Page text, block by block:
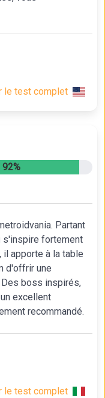
le test complet
92%
Partant
s'inspire fortement
apporte à la table
d'offrir une
boss inspirés,
excellent
recommandé.
le test complet